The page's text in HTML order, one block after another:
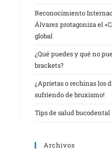
Reconocimiento
Álvarez protagoniza el
global
¿Qué puedes y qué no
brackets?
¿Aprietas o rechinas los
sufriendo de bruxismo!
Tips de salud bucodental
Archivos